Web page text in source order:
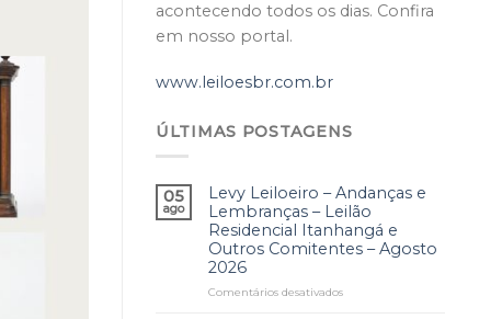
acontecendo todos os dias. Confira
em nosso portal.
www.leiloesbr.com.br
ÚLTIMAS POSTAGENS
05
ago
Levy Leiloeiro – Andanças e
Lembranças – Leilão
Residencial Itanhangá e
Outros Comitentes – Agosto
2026
Comentários desativados